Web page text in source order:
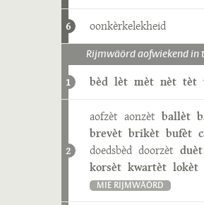
6 oonkèrkelekheid
Rijmwäörd aofwiekend in
1 bèd lèt mèt nèt tèt
2
aofzèt aonzèt ballèt
brevèt brikèt bufèt
doedsbèd doorzèt duèt
korsèt kwartèt lokèt
MIE RIJMWÄÖRD